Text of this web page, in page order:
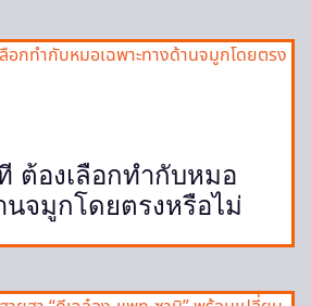
ต้องเลือกทำกับหมอ
นจมูกโดยตรงหรือไม่